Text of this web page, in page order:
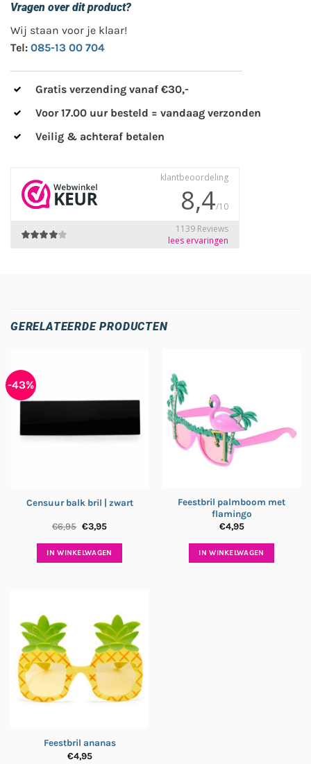
Vragen over dit product?
Wij staan voor je klaar!
Tel: 085-13 00 704
Gratis verzending vanaf €30,-
Voor 17.00 uur besteld = vandaag verzonden
Veilig & achteraf betalen
GERELATEERDE PRODUCTEN
-43%
Censuur balk bril | zwart
€6,95 Oorspronkelijke
was:
€6,95.
€3,95Huidige
is:
€3,95.
IN WINKELWAGEN
Feestbril palmboom met
flamingo
€4,95
IN WINKELWAGEN
Feestbril ananas
€4,95